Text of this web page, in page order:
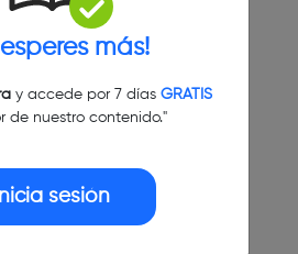
esperes más!
y accede por 7 días GRATIS
de nuestro contenido."
Inicia sesión